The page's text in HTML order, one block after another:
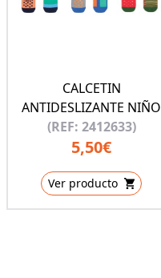
CALCETIN
ANTIDESLIZANTE NIÑO
(REF: 2412633)
5,50€
Ver producto